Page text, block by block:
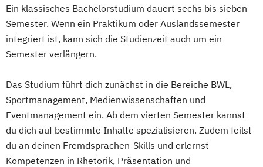
Ein klassisches Bachelorstudium dauert sechs bis sieben
Semester. Wenn ein Praktikum oder Auslandssemester
integriert ist, kann sich die Studienzeit auch um ein
Semester verlängern.
Das Studium führt dich zunächst in die Bereiche BWL,
Sportmanagement, Medienwissenschaften und
Eventmanagement ein. Ab dem vierten Semester kannst
du dich auf bestimmte Inhalte spezialisieren. Zudem feilst
du an deinen Fremdsprachen-Skills und erlernst
Kompetenzen in Rhetorik, Präsentation und